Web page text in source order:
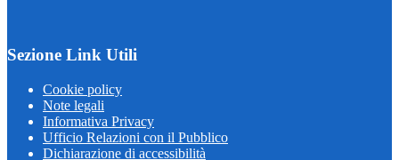
Sezione Link Utili
Cookie policy
Note legali
Informativa Privacy
Ufficio Relazioni con il Pubblico
Dichiarazione di accessibilità